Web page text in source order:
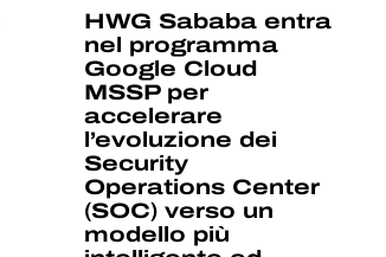
HWG Sababa entra
nel programma
Google Cloud
MSSP per
accelerare
l’evoluzione dei
Security
Operations Center
(SOC) verso un
modello più